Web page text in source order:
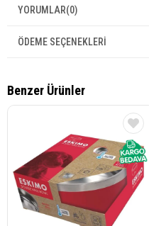
YORUMLAR(0)
ÖDEME SEÇENEKLERI
Benzer Ürünler